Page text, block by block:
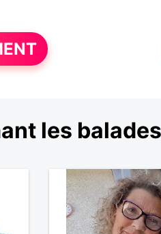
les balades